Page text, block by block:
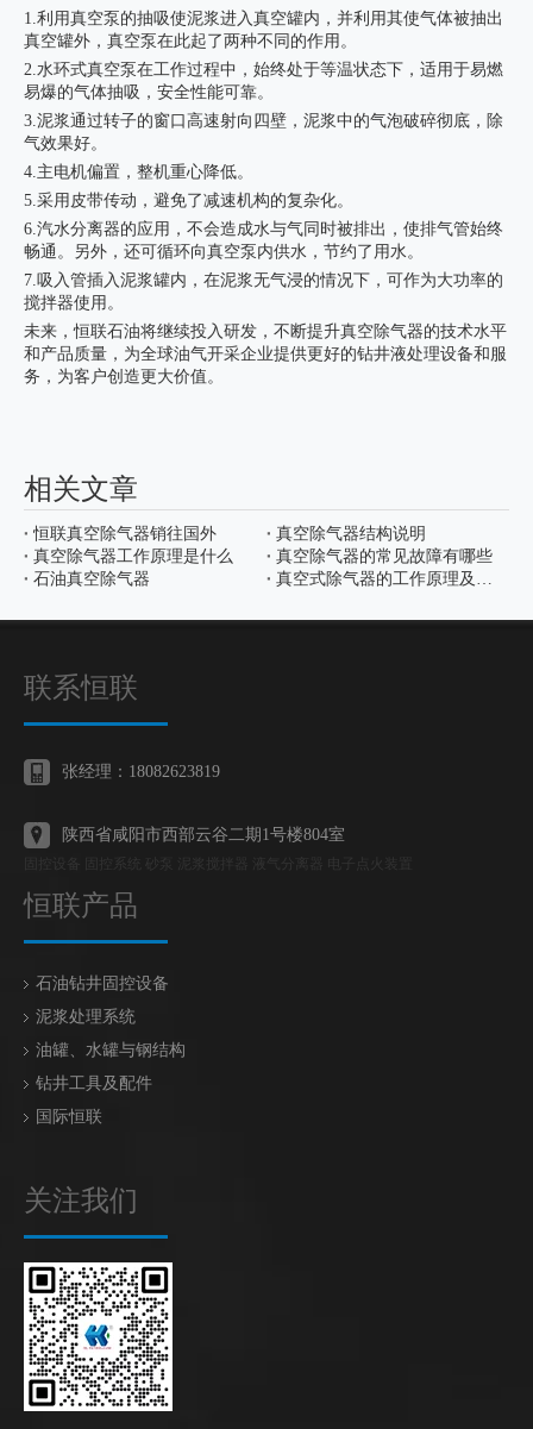
1.利用真空泵的抽吸使泥浆进入真空罐内，并利用其使气体被抽出
真空罐外，真空泵在此起了两种不同的作用。
2.水环式真空泵在工作过程中，始终处于等温状态下，适用于易燃
易爆的气体抽吸，安全性能可靠。
3.泥浆通过转子的窗口高速射向四壁，泥浆中的气泡破碎彻底，除
气效果好。
4.主电机偏置，整机重心降低。
5.采用皮带传动，避免了减速机构的复杂化。
6.汽水分离器的应用，不会造成水与气同时被排出，使排气管始终
畅通。另外，还可循环向真空泵内供水，节约了用水。
7.吸入管插入泥浆罐内，在泥浆无气浸的情况下，可作为大功率的
搅拌器使用。
未来，恒联石油将继续投入研发，不断提升真空除气器的技术水平
和产品质量，为全球油气开采企业提供更好的钻井液处理设备和服
务，为客户创造更大价值。
相关文章
恒联真空除气器销往国外
真空除气器结构说明
真空除气器工作原理是什么
真空除气器的常见故障有哪些
石油真空除气器
真空式除气器的工作原理及优势
联系恒联
张经理：18082623819
陕西省咸阳市西部云谷二期1号楼804室
恒联产品
石油钻井固控设备
泥浆处理系统
油罐、水罐与钢结构
钻井工具及配件
国际恒联
关注我们